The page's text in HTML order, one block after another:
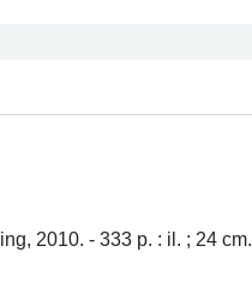
2010. - 333 p. : il. ; 24 cm.